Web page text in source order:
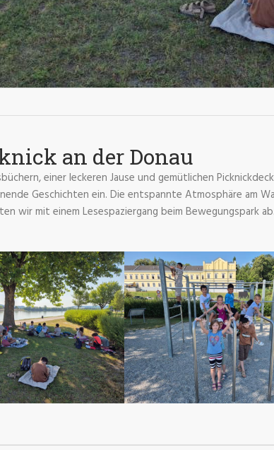
an der Donau
einer leckeren Jause und gemütlichen
Geschichten ein. Die entspannte Atmosphäre am
wir mit einem Lesespaziergang beim Bewegungspark